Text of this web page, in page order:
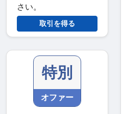
さい。
取引を得る
特別
オファー